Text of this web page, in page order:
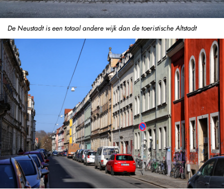
De Neustadt is een totaal andere wijk dan de toeristische Altstadt